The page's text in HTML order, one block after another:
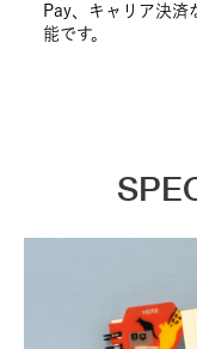
Pay、キャリア決済
能です。